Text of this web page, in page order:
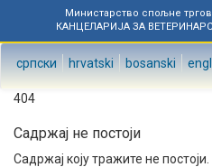
Министарство спољне
КАНЦЕЛАРИЈА ЗА
српски hrvatski bosanski
404
Садржај не постоји
Садржај коју тражите не постоји.